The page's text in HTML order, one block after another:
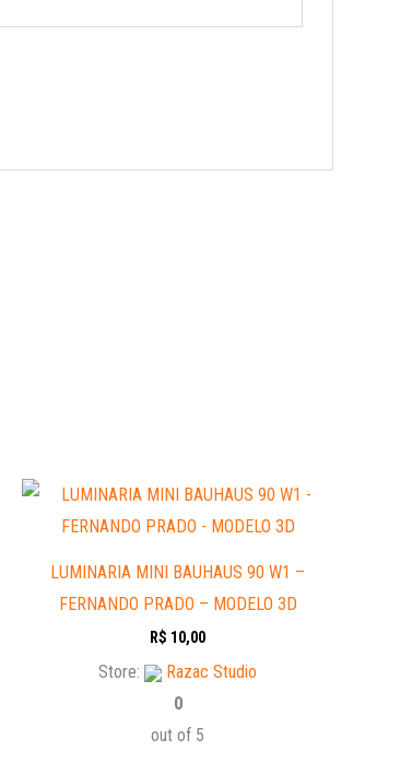
LUMINARIA MINI BAUHAUS 90 W1 –
FERNANDO PRADO – MODELO 3D
R$ 10,00
Store:
Razac Studio
0
out of 5